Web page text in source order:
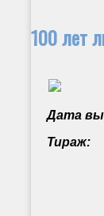
100 лет
Дата
Тираж: